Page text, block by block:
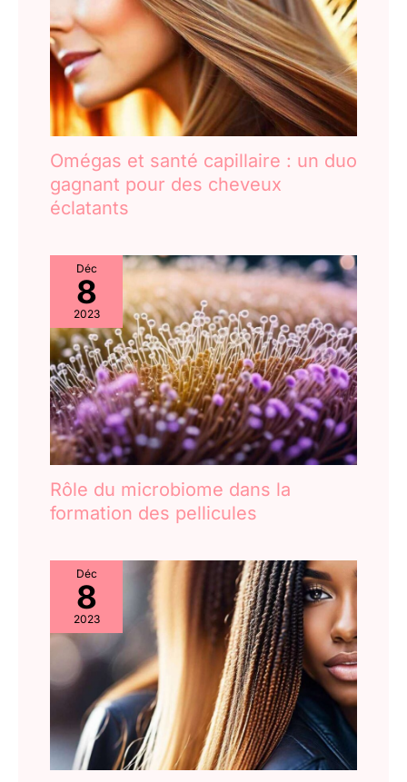
Omégas et santé capillaire : un duo
gagnant pour des cheveux
éclatants
Déc
8
2023
Rôle du microbiome dans la
formation des pellicules
Déc
8
2023